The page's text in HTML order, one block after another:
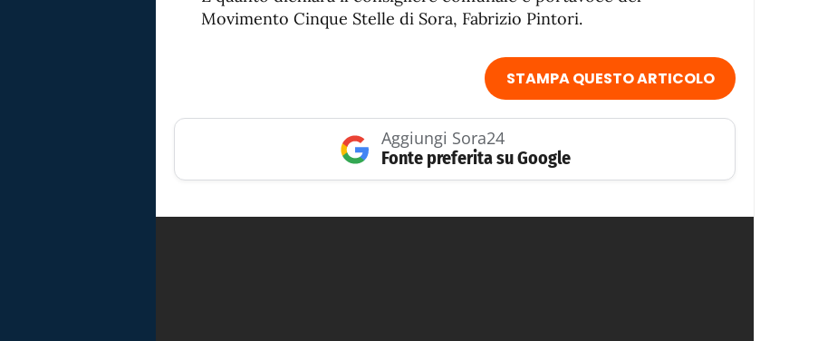
Movimento Cinque Stelle di Sora, Fabrizio Pintori.
STAMPA QUESTO ARTICOLO
Aggiungi Sora24
Fonte preferita su Google